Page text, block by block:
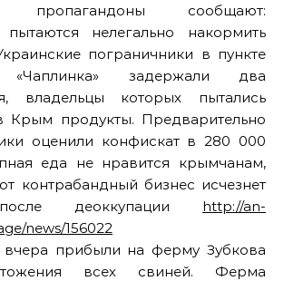
пропагандоны сообщают:
пытаются нелегально накормить
пограничники в пункте
«Чаплинка» задержали два
владельцы которых пытались
Крым продукты. Предварительно
оценили конфискат в 280 000
еда не нравится крымчанам,
контрабандный бизнес исчезнет
деоккупации http://an-
news/156022
вчера прибыли на ферму Зубкова
всех свиней. Ферма